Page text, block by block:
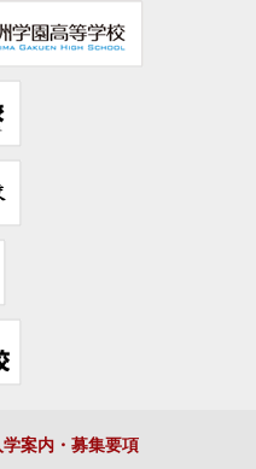
学案内・募集要項